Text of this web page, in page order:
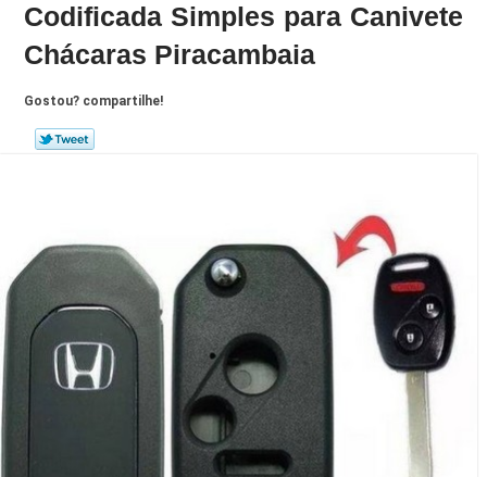
Codificada Simples para Canivete
Chácaras Piracambaia
Gostou? compartilhe!